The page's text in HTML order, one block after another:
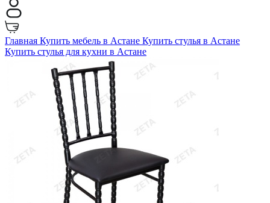
Главная Купить мебель в Астане Купить стулья в Астане
Купить стулья для кухни в Астане